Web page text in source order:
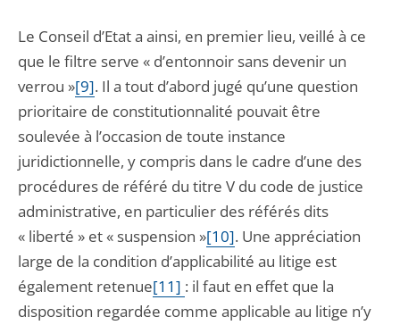
Le Conseil d’Etat a ainsi, en premier lieu, veillé à ce
que le filtre serve « d’entonnoir sans devenir un
verrou »[9]. Il a tout d’abord jugé qu’une question
prioritaire de constitutionnalité pouvait être
soulevée à l’occasion de toute instance
juridictionnelle, y compris dans le cadre d’une des
procédures de référé du titre V du code de justice
administrative, en particulier des référés dits
« liberté » et « suspension »[10]. Une appréciation
large de la condition d’applicabilité au litige est
également retenue[11] : il faut en effet que la
disposition regardée comme applicable au litige n’y